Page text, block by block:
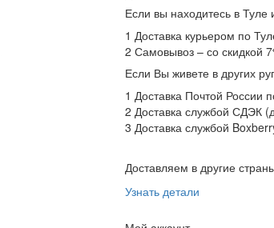
Если вы находитесь в Туле
1 Доставка курьером по
2 Самовывоз – со скидкой
Если Вы живете в других
1 Доставка Почтой России
2 Доставка службой СДЭК
3 Доставка службой
Доставляем в другие
Узнать детали